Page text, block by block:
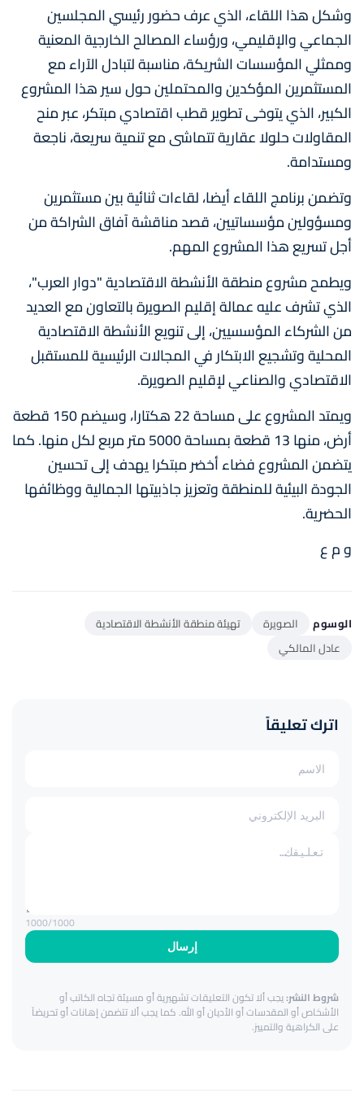
وشكل هذا اللقاء، الذي عرف حضور رئيسي المجلسين
الجماعي والإقليمي، ورؤساء المصالح الخارجية المعنية
وممثلي المؤسسات الشريكة، مناسبة لتبادل الآراء مع
المستثمرين المؤكدين والمحتملين حول سير هذا المشروع
الكبير، الذي يتوخى تطوير قطب اقتصادي مبتكر، عبر منح
المقاولات حلولا عقارية تتماشى مع تنمية سريعة، ناجعة
ومستدامة.
وتضمن برنامج اللقاء أيضا، لقاءات ثنائية بين مستثمرين
ومسؤولين مؤسساتيين، قصد مناقشة آفاق الشراكة من
أجل تسريع هذا المشروع المهم.
ويطمح مشروع منطقة الأنشطة الاقتصادية "دوار العرب"،
الذي تشرف عليه عمالة إقليم الصويرة بالتعاون مع العديد
من الشركاء المؤسسيين، إلى تنويع الأنشطة الاقتصادية
المحلية وتشجيع الابتكار في المجالات الرئيسية للمستقبل
الاقتصادي والصناعي لإقليم الصويرة.
ويمتد المشروع على مساحة 22 هكتارا، وسيضم 150 قطعة
أرض، منها 13 قطعة بمساحة 5000 متر مربع لكل منها. كما
يتضمن المشروع فضاء أخضر مبتكرا يهدف إلى تحسين
الجودة البيئية للمنطقة وتعزيز جاذبيتها الجمالية ووظائفها
الحضرية.
و م ع
الوسوم الصويرة
تهيئة منطقة الأنشطة الاقتصادية
عادل المالكي
اترك تعليقاً
إرسال
1000/1000
شروط النشر:يجب ألا تكون التعليقات تشهيرية أو مسيئة تجاه الكاتب أو
الأشخاص أو المقدسات أو الأديان أو الله. كما يجب ألا تتضمن إهانات أو تحريضاً
على الكراهية والتمييز.